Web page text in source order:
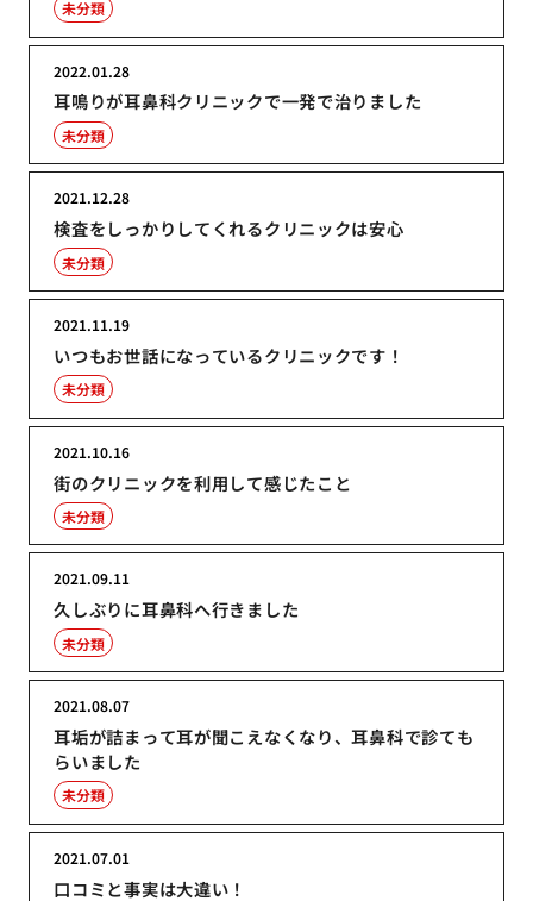
未分類
耳鳴りが耳鼻科クリニックで一発で治りました
2022.01.28
未分類
検査をしっかりしてくれるクリニックは安心
2021.12.28
未分類
いつもお世話になっているクリニックです！
2021.11.19
未分類
街のクリニックを利用して感じたこと
2021.10.16
未分類
久しぶりに耳鼻科へ行きました
2021.09.11
未分類
耳垢が詰まって耳が聞こえなくなり、耳鼻科で診ても
らいました
2021.08.07
未分類
口コミと事実は大違い！
2021.07.01